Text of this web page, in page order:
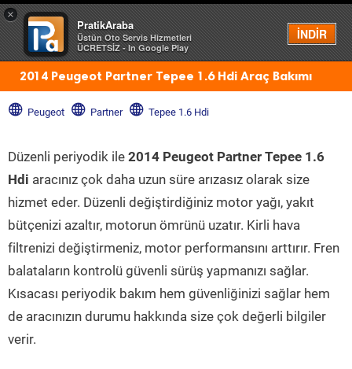
×
PratikAraba
Üstün Oto Servis Hizmetleri
ÜCRETSİZ - In Google Play
İNDİR
Menü
2014 Peugeot Partner Tepee 1.6 Hdi Araç Bakımı
Peugeot Partner Tepee 1.6 Hdi
Düzenli periyodik ile 2014 Peugeot Partner Tepee 1.6
Hdi aracınız çok daha uzun süre arızasız olarak size
hizmet eder. Düzenli değiştirdiğiniz motor yağı, yakıt
bütçenizi azaltır, motorun ömrünü uzatır. Kirli hava
filtrenizi değiştirmeniz, motor performansını arttırır. Fren
balataların kontrolü güvenli sürüş yapmanızı sağlar.
Kısacası periyodik bakım hem güvenliğinizi sağlar hem
de aracınızın durumu hakkında size çok değerli bilgiler
verir.